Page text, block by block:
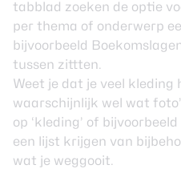
tabblad zoeken de optie
per thema of onderwerp
bijvoorbeeld
tussen zittten.
Weet je dat je veel
waarschijnlijk wel wat
op ‘kleding’ of
een lijst krijgen van
wat je weggooit.